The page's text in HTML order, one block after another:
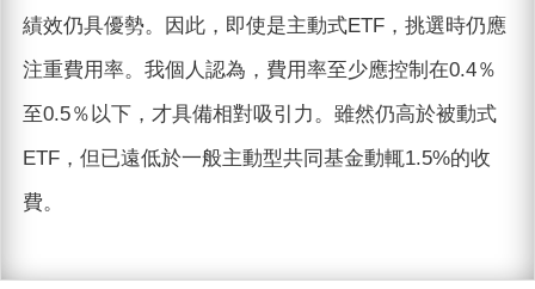
績效仍具優勢。因此，即使是主動式ETF，挑選時仍應
注重費用率。我個人認為，費用率至少應控制在0.4％
至0.5％以下，才具備相對吸引力。雖然仍高於被動式
ETF，但已遠低於一般主動型共同基金動輒1.5%的收
費。